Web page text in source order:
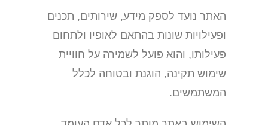
האתר נועד לספק מידע, שירותים, תכנים
ופעילויות שונות בהתאם לאופיו ולתחום
פעילותו, והוא פועל לשמירה על חוויית
שימוש תקינה, הוגנת ובטוחה לכלל
המשתמשים.